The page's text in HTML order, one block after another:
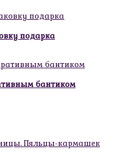
подарка
бантиком